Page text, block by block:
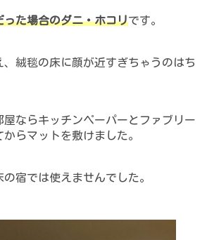
った場合のダニ・ホコリです。
絨毯の床に顔が近すぎちゃうのはち
屋ならキッチンペーパーとファブリー
からマットを敷けました。
宿では使えませんでした。